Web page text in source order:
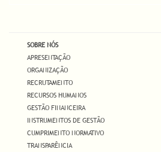
SOBRE NÓS
APRESENTAÇÃO
ORGANIZAÇÃO
RECRUTAMENTO
RECURSOS HUMANOS
GESTÃO FINANCEIRA
INSTRUMENTOS DE GESTÃO
CUMPRIMENTO NORMATIVO
TRANSPARÊNCIA